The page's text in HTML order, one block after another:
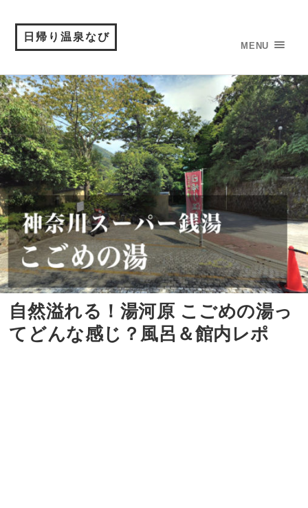
日帰り温泉なび
MENU
自然溢れる！湯河原 こごめの湯っ
てどんな感じ？風呂＆館内レポ